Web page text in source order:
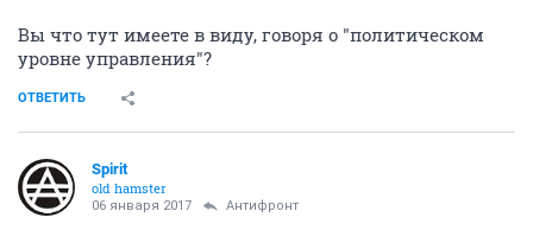
Вы что тут имеете в виду, говоря о "политическом
уровне управления"?
ОТВЕТИТЬ
Spirit
old hamster
06 января 2017 Антифронт